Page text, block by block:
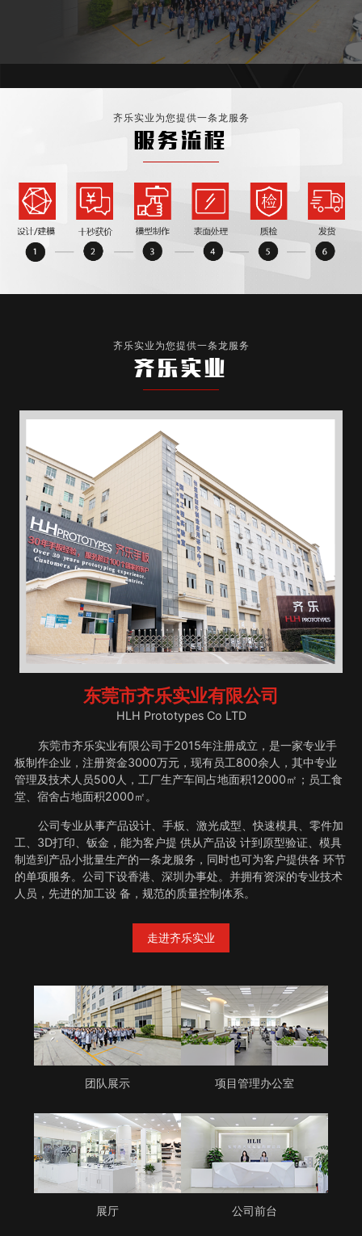
齐乐实业为您提供一条龙服务
服务流程
齐乐实业为您提供一条龙服务
齐乐实业
东莞市齐乐实业有限公司
HLH Prototypes Co LTD
东莞市齐乐实业有限公司于2015年注册成立，是一家专业手
板制作企业，注册资金3000万元，现有员工800余人，其中专业
管理及技术人员500人，工厂生产车间占地面积12000㎡；员工食
堂、宿舍占地面积2000㎡。
公司专业从事产品设计、手板、激光成型、快速模具、零件加
工、3D打印、钣金，能为客户提 供从产品设 计到原型验证、模具
制造到产品小批量生产的一条龙服务，同时也可为客户提供各 环节
的单项服务。公司下设香港、深圳办事处。并拥有资深的专业技术
人员，先进的加工设 备，规范的质量控制体系。
走进齐乐实业
团队展示 项目管理办公室
展厅 公司前台